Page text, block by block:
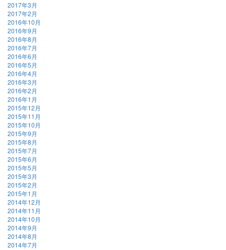
2017年3月
2017年2月
2016年10月
2016年9月
2016年8月
2016年7月
2016年6月
2016年5月
2016年4月
2016年3月
2016年2月
2016年1月
2015年12月
2015年11月
2015年10月
2015年9月
2015年8月
2015年7月
2015年6月
2015年5月
2015年3月
2015年2月
2015年1月
2014年12月
2014年11月
2014年10月
2014年9月
2014年8月
2014年7月